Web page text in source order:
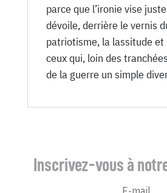
parce que l’ironie vise
dévoile, derrière le vernis
patriotisme, la lassitude et
ceux qui, loin des
de la guerre un simple
Inscrivez-vous à